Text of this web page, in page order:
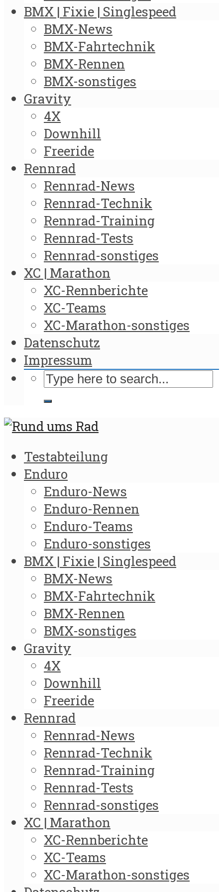
BMX | Fixie | Singlespeed
BMX-News
BMX-Fahrtechnik
BMX-Rennen
BMX-sonstiges
Gravity
4X
Downhill
Freeride
Rennrad
Rennrad-News
Rennrad-Technik
Rennrad-Training
Rennrad-Tests
Rennrad-sonstiges
XC | Marathon
XC-Rennberichte
XC-Teams
XC-Marathon-sonstiges
Datenschutz
Impressum
Testabteilung
Enduro
Enduro-News
Enduro-Rennen
Enduro-Teams
Enduro-sonstiges
BMX | Fixie | Singlespeed
BMX-News
BMX-Fahrtechnik
BMX-Rennen
BMX-sonstiges
Gravity
4X
Downhill
Freeride
Rennrad
Rennrad-News
Rennrad-Technik
Rennrad-Training
Rennrad-Tests
Rennrad-sonstiges
XC | Marathon
XC-Rennberichte
XC-Teams
XC-Marathon-sonstiges